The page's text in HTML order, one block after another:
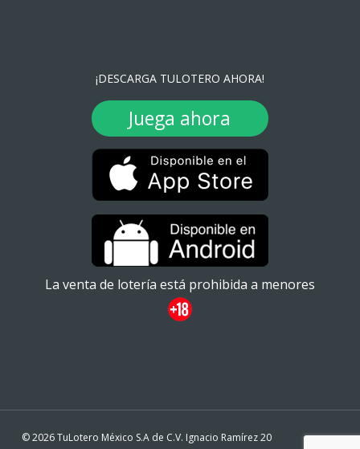
¡DESCARGA TULOTERO AHORA!
Juega ahora
La venta de lotería está prohibida a menores
© 2026 TuLotero México S.A de C.V. Ignacio Ramírez 20